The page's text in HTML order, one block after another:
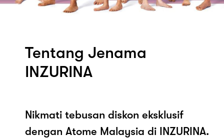
Tentang Jenama
INZURINA
Nikmati tebusan diskon eksklusif
dengan Atome Malaysia di INZURINA.